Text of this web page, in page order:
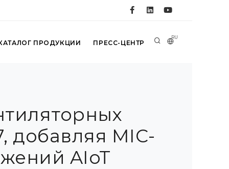
RU
ПРОДУКЦИИ ПРЕСС-ЦЕНТР
добавляя MIC-
AIoT